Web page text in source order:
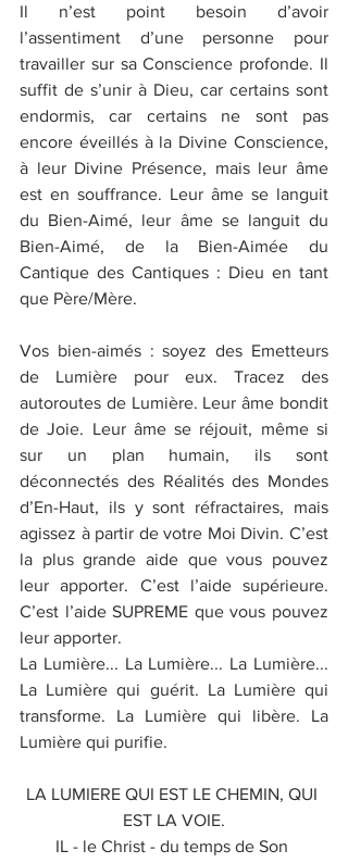
Il n’est point besoin d’avoir
l’assentiment d’une personne pour
travailler sur sa Conscience profonde. Il
suffit de s’unir à Dieu, car certains sont
endormis, car certains ne sont pas
encore éveillés à la Divine Conscience,
à leur Divine Présence, mais leur âme
est en souffrance. Leur âme se languit
du Bien-Aimé, leur âme se languit du
Bien-Aimé, de la Bien-Aimée du
Cantique des Cantiques : Dieu en tant
que Père/Mère.
Vos bien-aimés : soyez des Emetteurs
de Lumière pour eux. Tracez des
autoroutes de Lumière. Leur âme bondit
de Joie. Leur âme se réjouit, même si
sur un plan humain, ils sont
déconnectés des Réalités des Mondes
d’En-Haut, ils y sont réfractaires, mais
agissez à partir de votre Moi Divin. C’est
la plus grande aide que vous pouvez
leur apporter. C’est l’aide supérieure.
C’est l’aide SUPREME que vous pouvez
leur apporter.
La Lumière... La Lumière... La Lumière...
La Lumière qui guérit. La Lumière qui
transforme. La Lumière qui libère. La
Lumière qui purifie.
LA LUMIERE QUI EST LE CHEMIN, QUI
EST LA VOIE.
IL - le Christ - du temps de Son